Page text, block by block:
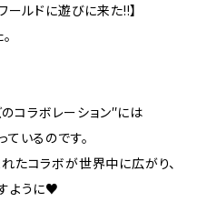
ールドに遊びに来た!!】
コラボレーション″には
いるのです。
たコラボが世界中に広がり、
ように♥